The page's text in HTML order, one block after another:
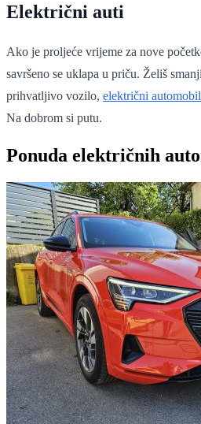
Električni auti
Ako je proljeće vrijeme za nove
savršeno se uklapa u priču. Želiš
prihvatljivo vozilo, električni
Na dobrom si putu.
Ponuda električnih